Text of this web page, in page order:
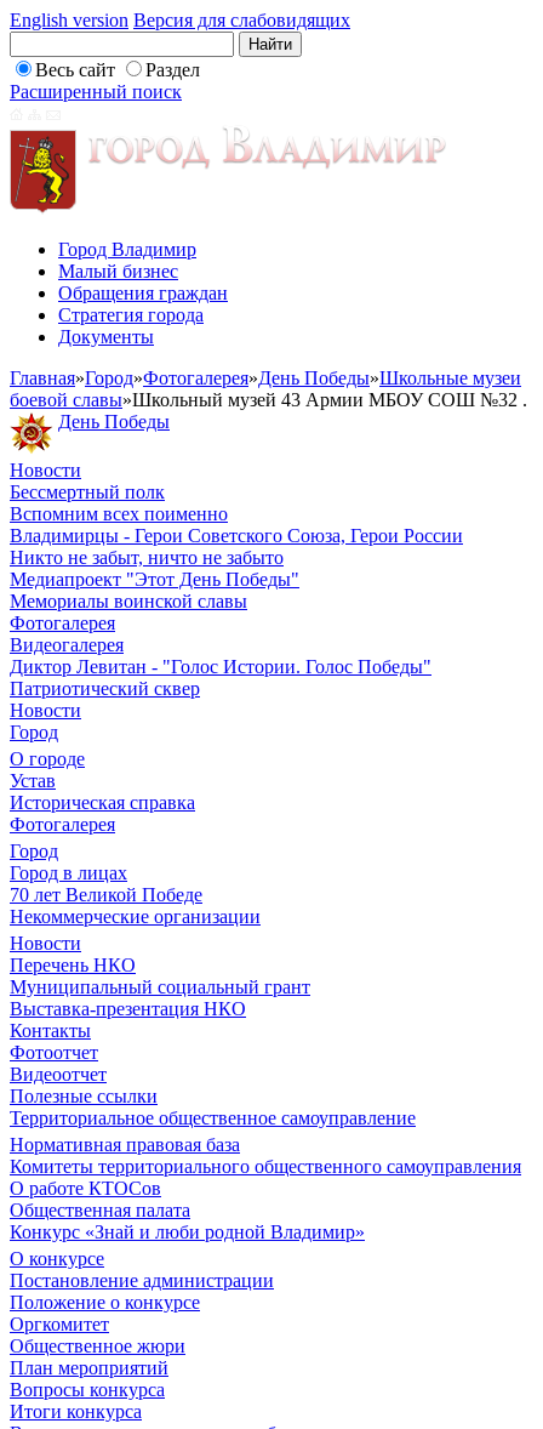
English version Версия для слабовидящих
Весь сайт
Раздел
Расширенный поиск
Город Владимир
Малый бизнес
Обращения граждан
Стратегия города
Документы
Главная»Город»Фотогалерея»День Победы»Школьные музеи
боевой славы»Школьный музей 43 Армии МБОУ СОШ №32 .
День Победы
Новости
Бессмертный полк
Вспомним всех поименно
Владимирцы - Герои Советского Союза, Герои России
Никто не забыт, ничто не забыто
Медиапроект "Этот День Победы"
Мемориалы воинской славы
Фотогалерея
Видеогалерея
Диктор Левитан - "Голос Истории. Голос Победы"
Патриотический сквер
Новости
Город
О городе
Устав
Историческая справка
Фотогалерея
Город
Город в лицах
70 лет Великой Победе
Некоммерческие организации
Новости
Перечень НКО
Муниципальный социальный грант
Выставка-презентация НКО
Контакты
Фотоотчет
Видеоотчет
Полезные ссылки
Территориальное общественное самоуправление
Нормативная правовая база
Комитеты территориального общественного самоуправления
О работе КТОСов
Общественная палата
Конкурс «Знай и люби родной Владимир»
О конкурсе
Постановление администрации
Положение о конкурсе
Оргкомитет
Общественное жюри
План мероприятий
Вопросы конкурса
Итоги конкурса